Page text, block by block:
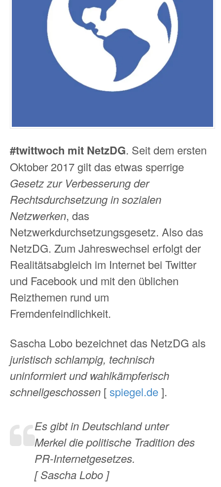
#twittwoch mit NetzDG. Seit dem ersten
Oktober 2017 gilt das etwas sperrige
Gesetz zur Verbesserung der
Rechtsdurchsetzung in sozialen
Netzwerken, das
Netzwerkdurchsetzungsgesetz. Also das
NetzDG. Zum Jahreswechsel erfolgt der
Realitätsabgleich im Internet bei Twitter
und Facebook und mit den üblichen
Reizthemen rund um
Fremdenfeindlichkeit.
Sascha Lobo bezeichnet das NetzDG als
juristisch schlampig, technisch
uninformiert und wahlkämpferisch
schnellgeschossen [spiegel.de].
Es gibt in Deutschland unter
Merkel die politische Tradition des
PR-Internetgesetzes.
[ Sascha Lobo ]